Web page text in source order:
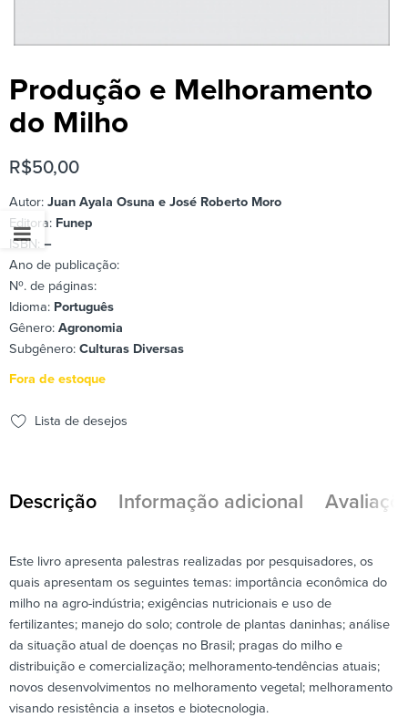
Produção e Melhoramento
do Milho
R$50,00
Autor: Juan Ayala Osuna e José Roberto Moro
Editora: Funep
ISBN: –
Ano de publicação:
Nº. de páginas:
Idioma: Português
Gênero: Agronomia
Subgênero: Culturas Diversas
Fora de estoque
Lista de desejos
Descrição Informação adicional
Este livro apresenta palestras realizadas por pesquisadores, os
quais apresentam os seguintes temas: importância econômica do
milho na agro-indústria; exigências nutricionais e uso de
fertilizantes; manejo do solo; controle de plantas daninhas; análise
da situação atual de doenças no Brasil; pragas do milho e
distribuição e comercialização; melhoramento-tendências atuais;
novos desenvolvimentos no melhoramento vegetal; melhoramento
visando resistência a insetos e biotecnologia.